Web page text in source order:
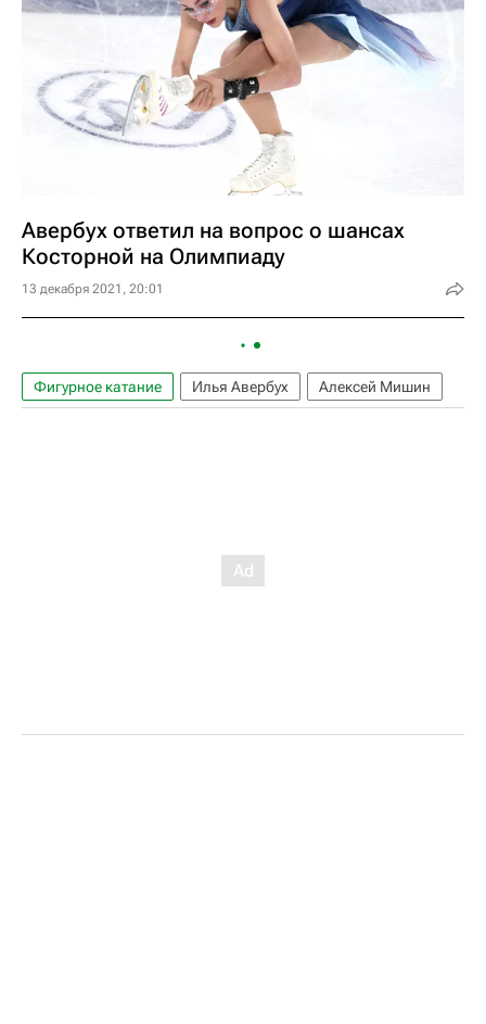
Авербух ответил на вопрос о шансах
Косторной на Олимпиаду
13 декабря 2021, 20:01
Фигурное катание Илья Авербух Алексей Мишин